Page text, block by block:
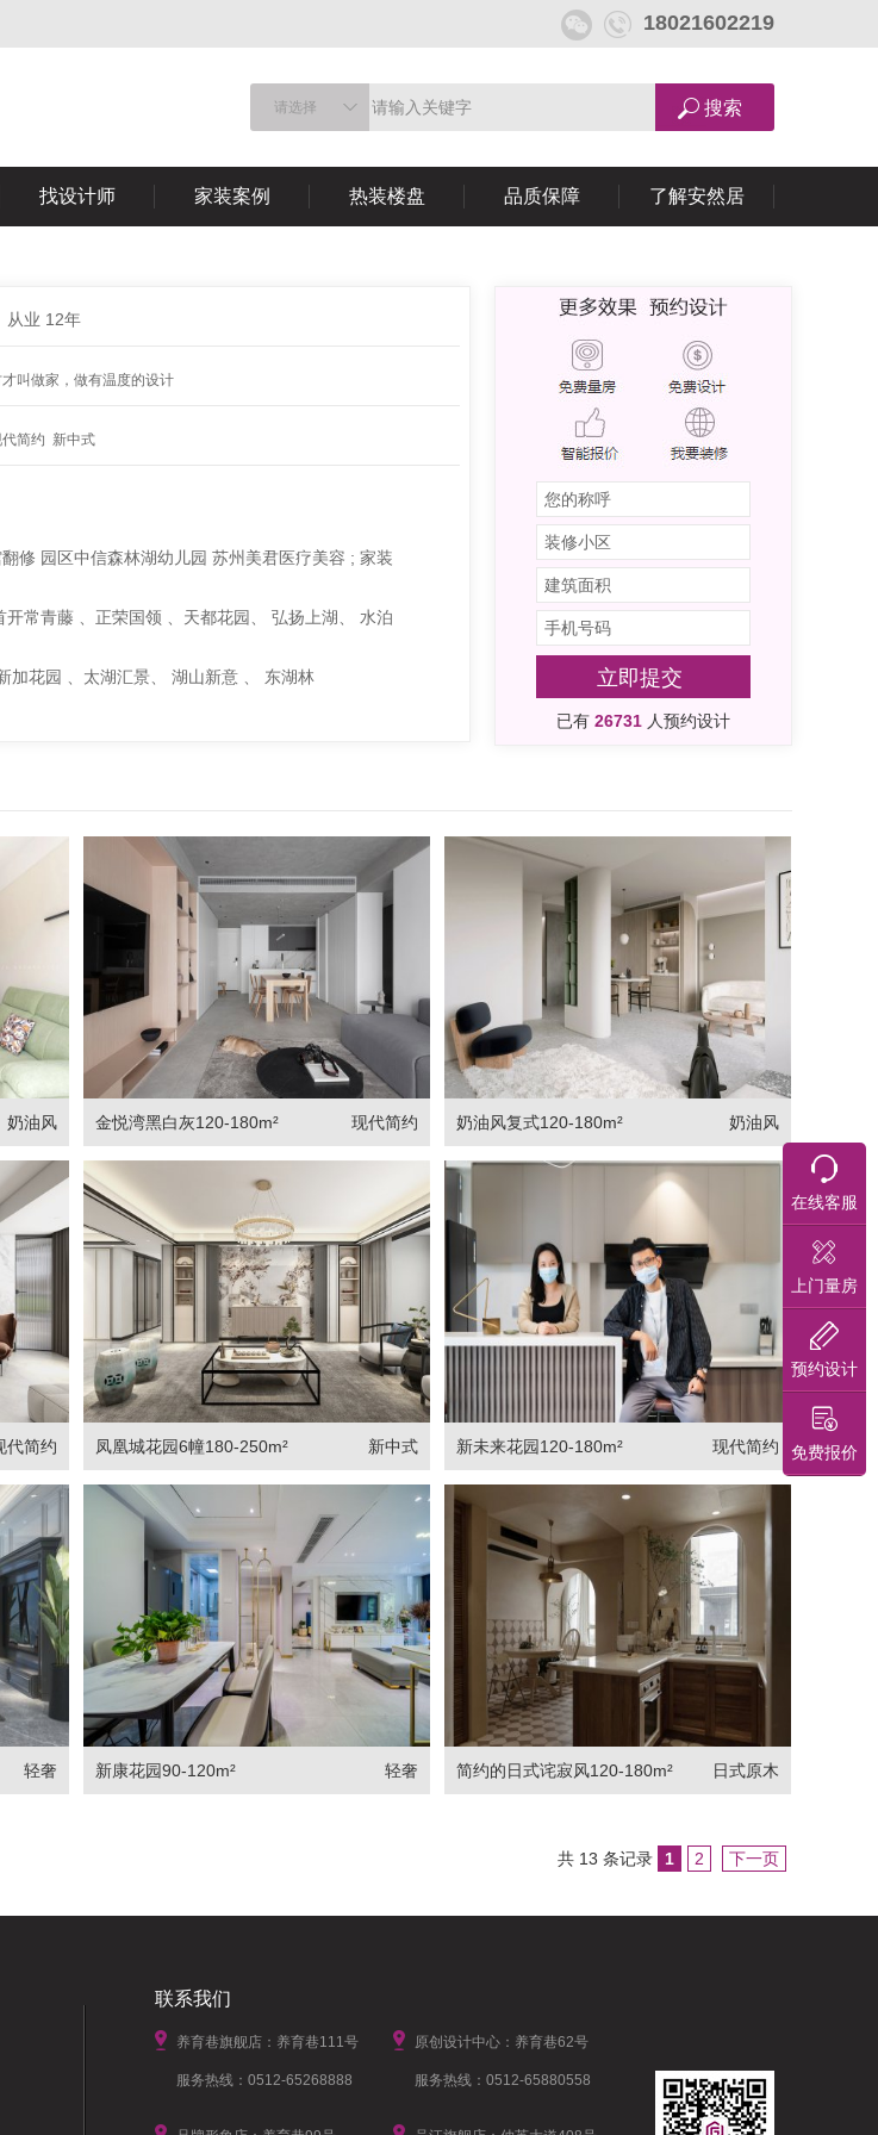
18021602219
请选择
找设计师 家装案例 热装楼盘 品质保障 了解安然居
从业 12年
叫做家，做有温度的设计
简约 新中式
修 园区中信森林湖幼儿园 苏州美君医疗美容 ; 家装
常青藤 、正荣国领 、天都花园、 弘扬上湖、 水泊
加花园 、太湖汇景、 湖山新意 、 东湖林 立即提交
已有 26731 人预约设计
奶油风 金悦湾黑白灰120-180m² 现代简约 奶油风复式120-180m² 奶油风
代简约 凤凰城花园6幢180-250m² 新中式 新未来花园120-180m² 现代简约
轻奢 新康花园90-120m² 轻奢 简约的日式诧寂风120-180m² 日式原木
共 13 条记录 1 2 下一页
联系我们
养育巷旗舰店：养育巷111号
服务热线：0512-65268888
原创设计中心：养育巷62号
服务热线：0512-65880558
在线客服
上门量房
预约设计
免费报价